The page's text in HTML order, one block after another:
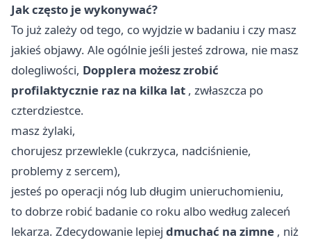
Jak często je wykonywać?
To już zależy od tego, co wyjdzie w badaniu i czy masz
jakieś objawy. Ale ogólnie jeśli jesteś zdrowa, nie masz
dolegliwości, Dopplera możesz zrobić
profilaktycznie raz na kilka lat , zwłaszcza po
czterdziestce.
masz żylaki,
chorujesz przewlekle (cukrzyca, nadciśnienie,
problemy z sercem),
jesteś po operacji nóg lub długim unieruchomieniu,
to dobrze robić badanie co roku albo według zaleceń
lekarza. Zdecydowanie lepiej dmuchać na zimne , niż